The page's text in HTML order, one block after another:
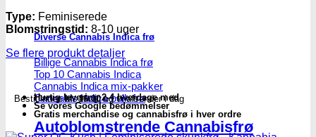
Diverse Cannabis Indica frø
Billige Cannabis Indica frø
Top 10 Cannabis Indica
Cannabis Indica mix-pakker
Cannabis Indica bulk frø
Autoblomstrende Cannabisfrø
Type: Feminiserede
Blomstringstid: 8-10 uger
Se flere produkt detaljer
Bestil indenkl. 16.00og vi afsender i dag
Hurtig levering 2-4 hverdage med
Se vores Google bedømmelser
Gratis merchandise og cannabisfrø i hver ordre